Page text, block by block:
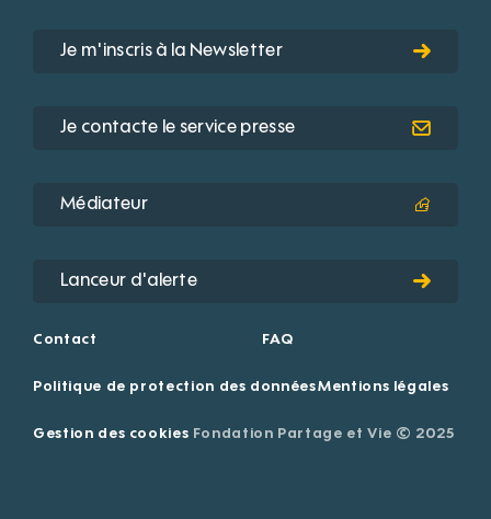
Je m'inscris à la Newsletter
Je contacte le service presse
Médiateur
Lanceur d'alerte
Contact FAQ
Politique de protection des donnéesMentions légales
Gestion des cookies Fondation Partage et Vie © 2025